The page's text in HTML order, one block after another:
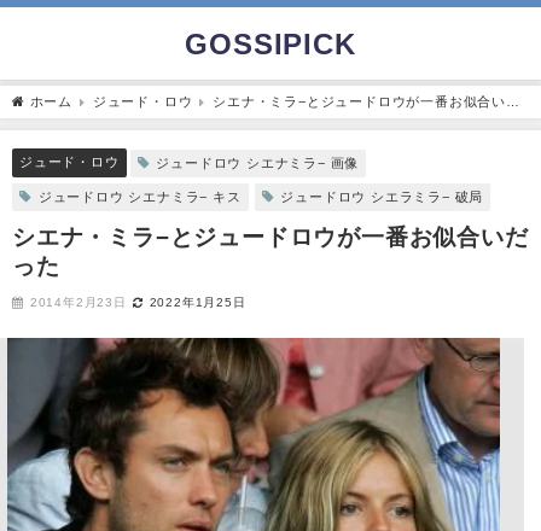
GOSSIPICK
ホーム ジュード・ロウ
シエナ・ミラ−とジュードロウが一番お似合いだ
った
ジュード・ロウ ジュードロウ シエナミラ− 画像
ジュードロウ シエナミラ− キス ジュードロウ シエラミラ− 破局
シエナ・ミラ−とジュードロウが一番お似合いだ
った
2014年2月23日 2022年1月25日